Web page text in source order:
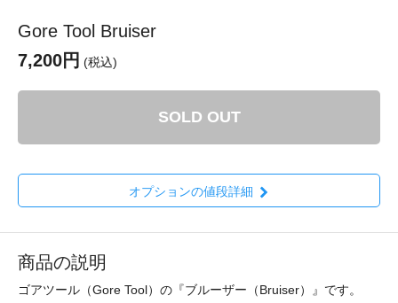
Gore Tool Bruiser
7,200円 (税込)
SOLD OUT
オプションの値段詳細
商品の説明
ゴアツール（Gore Tool）の『ブルーザー（Bruiser）』です。